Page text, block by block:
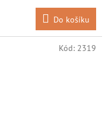
Do košíku
Kód: 2319